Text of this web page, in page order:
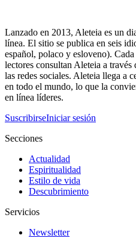
Lanzado en 2013, Aleteia es un
línea. El sitio se publica en seis
español, polaco y esloveno).
lectores consultan Aleteia a
las redes sociales. Aleteia llega a
en todo el mundo, lo que la
en línea líderes.
SuscribirseIniciar sesión
Secciones
Actualidad
Espiritualidad
Estilo de vida
Descubrimiento
Servicios
Newsletter